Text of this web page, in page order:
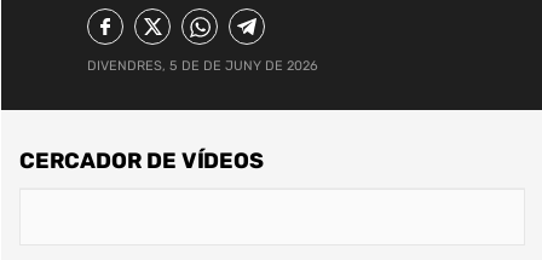
DIVENDRES, 5 DE DE JUNY DE 2026
CERCADOR DE VÍDEOS